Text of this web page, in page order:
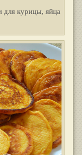
для курицы, яйца